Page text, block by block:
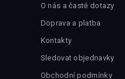
O nás a časté dotazy
Doprava a platba
Kontakty
Sledovat objednavky
Obchodní podmínky